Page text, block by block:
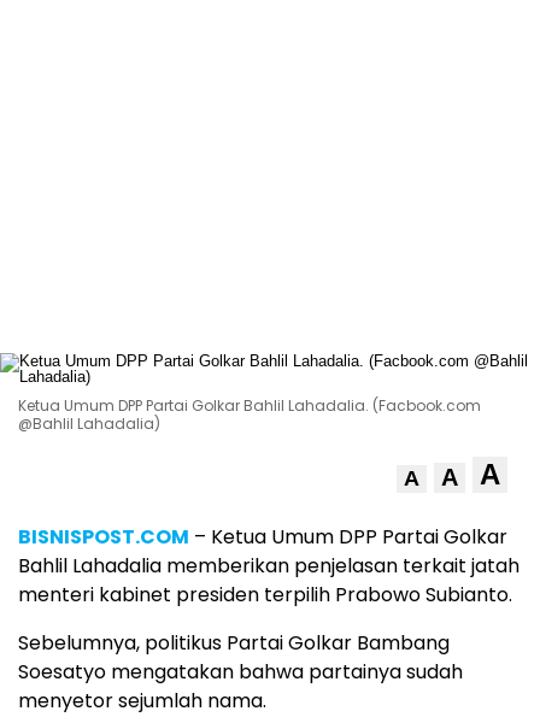
Ketua Umum DPP Partai Golkar Bahlil Lahadalia. (Facbook.com
@Bahlil Lahadalia)
A A A
BISNISPOST.COM – Ketua Umum DPP Partai Golkar
Bahlil Lahadalia memberikan penjelasan terkait jatah
menteri kabinet presiden terpilih Prabowo Subianto.
Sebelumnya, politikus Partai Golkar Bambang
Soesatyo mengatakan bahwa partainya sudah
menyetor sejumlah nama.